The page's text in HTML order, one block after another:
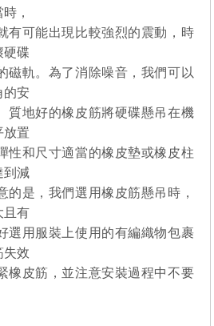
，
有可能出現比較強烈的震動，時
硬碟
磁軌。為了消除噪音，我們可以
的安
質地好的橡皮筋將硬碟懸吊在機
放置
性和尺寸適當的橡皮墊或橡皮柱
到減
的是，我們選用橡皮筋懸吊時，
且有
選用服裝上使用的有編織物包裹
失效
橡皮筋，並注意安裝過程中不要